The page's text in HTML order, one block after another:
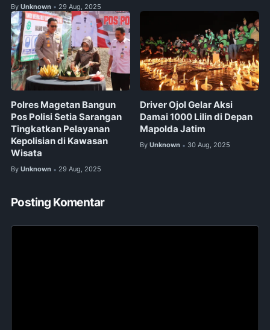
By Unknown • 29 Aug, 2025
Polres Magetan Bangun
Pos Polisi Setia Sarangan
Tingkatkan Pelayanan
Kepolisian di Kawasan
Wisata
By Unknown • 29 Aug, 2025
Driver Ojol Gelar Aksi
Damai 1000 Lilin di Depan
Mapolda Jatim
By Unknown • 30 Aug, 2025
Posting Komentar